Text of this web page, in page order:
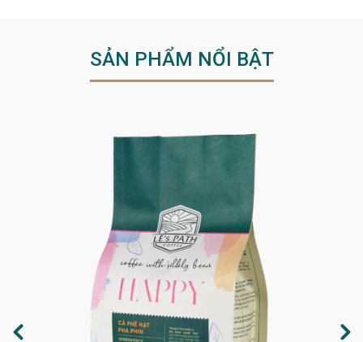
SẢN PHẨM NỔI BẬT